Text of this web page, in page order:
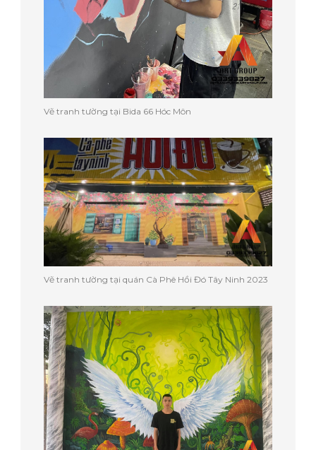
Vẽ tranh tường tại Bida 66 Hóc Môn
Vẽ tranh tường tại quán Cà Phê Hồi Đó Tây Ninh 2023